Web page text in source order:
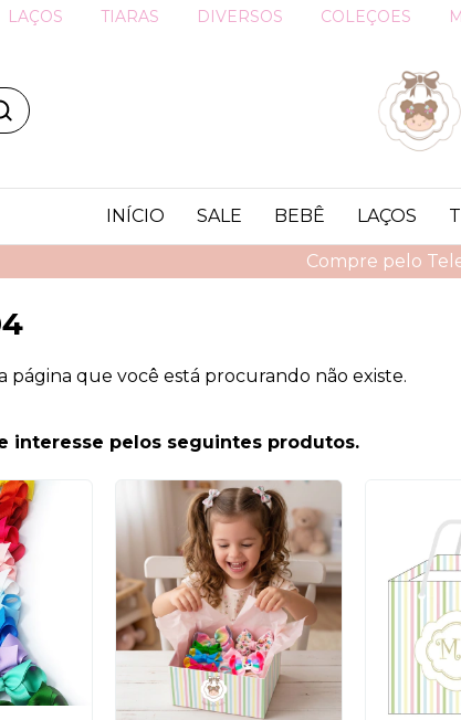
LAÇOS TIARAS DIVERSOS COLEÇOES
Compre pelo
INÍCIO SALE BEBÊ LAÇOS
página que você está procurando não existe.
interesse pelos seguintes produtos.